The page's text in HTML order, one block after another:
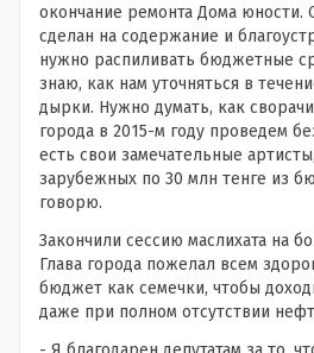
окончание ремонта Дома юности.
сделан на содержание и
нужно распиливать бюджетные
знаю, как нам уточняться в
дырки. Нужно думать, как
города в 2015-м году проведем
есть свои замечательные
зарубежных по 30 млн тенге из
говорю.
Закончили сессию маслихата на
Глава города пожелал всем
бюджет как семечки, чтобы
даже при полном отсутствии